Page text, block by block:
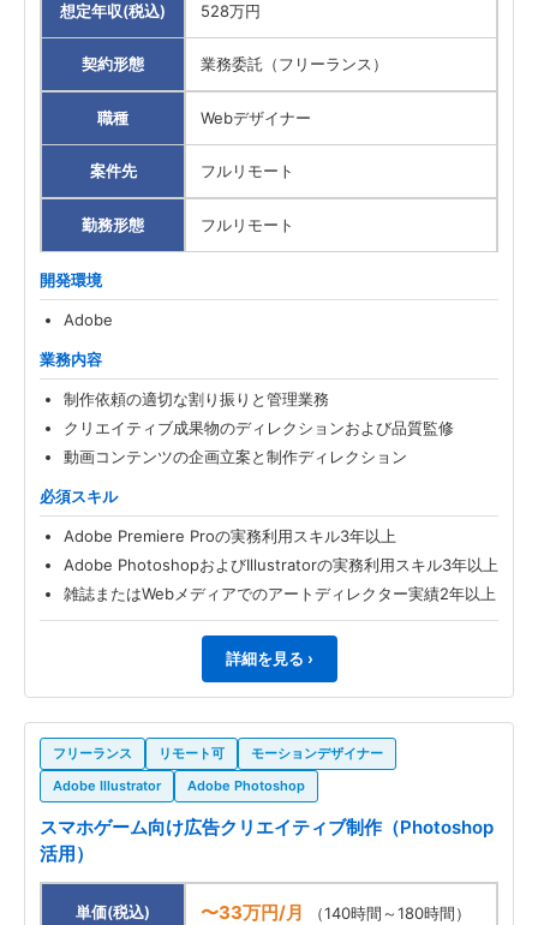
想定年収(税込) 528万円
契約形態 業務委託（フリーランス）
職種 Webデザイナー
案件先 フルリモート
勤務形態 フルリモート
開発環境
Adobe
業務内容
制作依頼の適切な割り振りと管理業務
クリエイティブ成果物のディレクションおよび品質監修
動画コンテンツの企画立案と制作ディレクション
必須スキル
Adobe Premiere Proの実務利用スキル3年以上
Adobe PhotoshopおよびIllustratorの実務利用スキル3年以上
雑誌またはWebメディアでのアートディレクター実績2年以上
詳細を見る ›
フリーランス リモート可
モーションデザイナー
Adobe Illustrator
Adobe Photoshop
スマホゲーム向け広告クリエイティブ制作（Photoshop
活用）
単価(税込) 〜33万円/月 （140時間～180時間）